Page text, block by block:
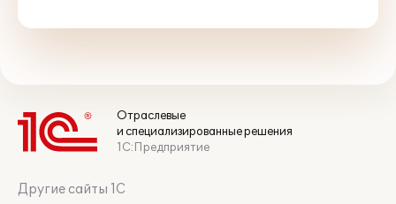
Отраслевые
и специализированные решения
1С:Предприятие
Другие сайты 1С